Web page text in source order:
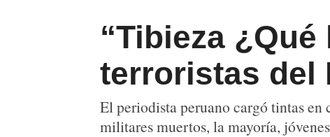
“Tibieza
terroristas del
El periodista peruano cargó tintas
militares muertos, la mayoría,